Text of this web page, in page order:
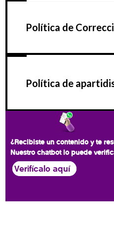
Política de
Política de
¿Recibiste un contenido y te
Nuestro chatbot lo puede
Verifícalo aquí